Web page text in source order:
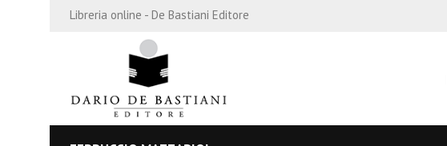
Libreria online - De Bastiani Editore